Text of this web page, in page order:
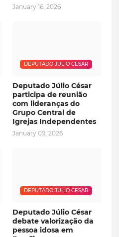
January 16, 2026
DEPUTADO JULIO CESAR
Deputado Júlio César
participa de reunião
com lideranças do
Grupo Central de
Igrejas Independentes
January 09, 2026
DEPUTADO JULIO CESAR
Deputado Júlio César
debate valorização da
pessoa idosa em